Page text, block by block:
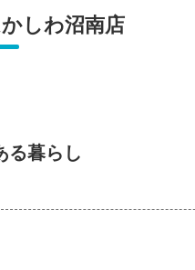
しわ沼南店
る暮らし